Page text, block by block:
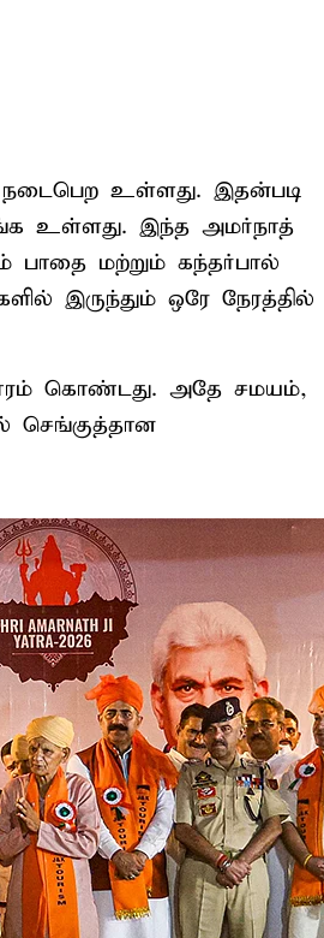
உள்ளது. இதன்படி
உள்ளது. இந்த அமர்நாத்
மற்றும் கந்தர்பால்
இருந்தும் ஒரே நேரத்தில்
கொண்டது. அதே சமயம்,
செங்குத்தான